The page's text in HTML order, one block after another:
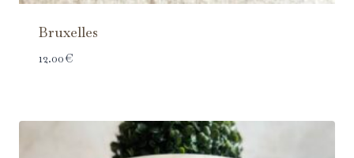
Bruxelles
12.00€